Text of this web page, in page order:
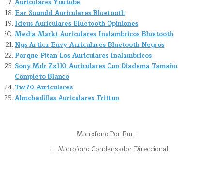
Auriculares Youtube
Ear Soundd Auriculares Bluetooth
Ideus Auriculares Bluetooth Opiniones
Media Markt Auriculares Inalambricos Bluetooth
Ngs Artica Envy Auriculares Bluetooth Negros
Porque Pitan Los Auriculares Inalambricos
Sony Mdr Zx110 Auriculares Con Diadema Tamaño
Completo Blanco
Tw70 Auriculares
Almohadillas Auriculares Tritton
NavegaciónMicrofono Por Fm →
← Microfono Condensador Direccional